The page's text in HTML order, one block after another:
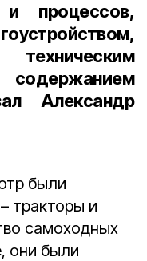
и процессов,
Александр
были
– тракторы и
самоходных
они были